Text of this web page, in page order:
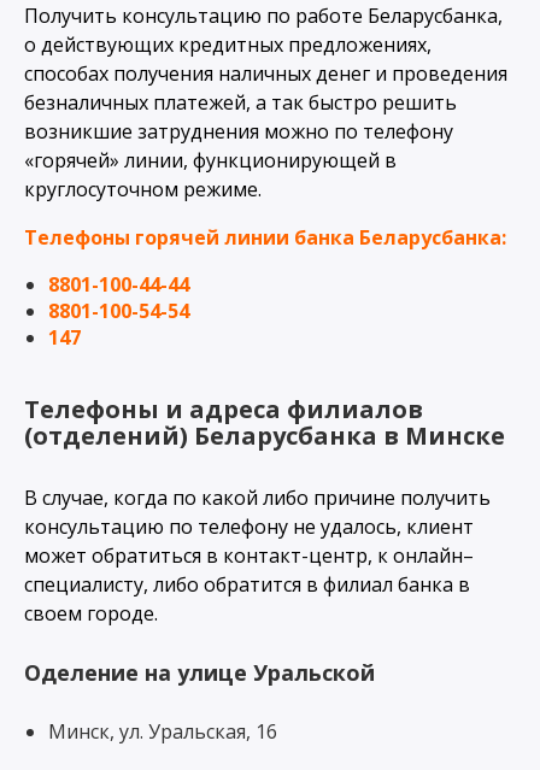
Получить консультацию по работе Беларусбанка,
о действующих кредитных предложениях,
способах получения наличных денег и проведения
безналичных платежей, а так быстро решить
возникшие затруднения можно по телефону
«горячей» линии, функционирующей в
круглосуточном режиме.
Телефоны горячей линии банка Беларусбанка:
8801-100-44-44
8801-100-54-54
147
Телефоны и адреса филиалов
(отделений) Беларусбанка в Минске
В случае, когда по какой либо причине получить
консультацию по телефону не удалось, клиент
может обратиться в контакт-центр, к онлайн–
специалисту, либо обратится в филиал банка в
своем городе.
Оделение на улице Уральской
Минск, ул. Уральская, 16